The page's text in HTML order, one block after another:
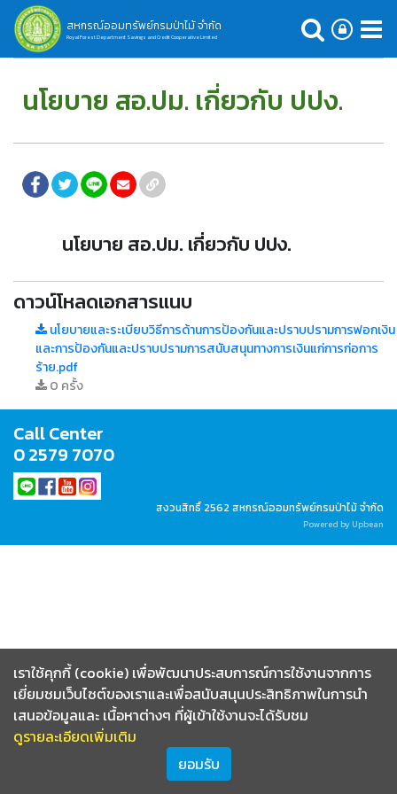
สหกรณ์ออมทรัพย์กรมป่าไม้ จำกัด
Royal Forest Department Savings and Credit Cooperative Limited
นโยบาย สอ.ปม. เกี่ยวกับ ปปง.
นโยบาย สอ.ปม. เกี่ยวกับ ปปง.
ดาวน์โหลดเอกสารแนบ
นโยบายและระเบียบวิธีการด้านการป้องกันและปราบปรามการฟอกเงิน
และการป้องกันและปราบปรามการสนับสนุนทางการเงินแก่การก่อการ
ร้าย.pdf
0 ครั้ง
Call Center
0 2579 7070
สงวนสิทธิ์ 2562 สหกรณ์ออมทรัพย์กรมป่าไม้ จำกัด
Powered by Upbean
เราใช้คุกกี้ (cookie) เพื่อพัฒนาประสบการณ์การใช้งานจากการ
เยี่ยมชมเว็บไซต์ของเราและเพื่อสนับสนุนประสิทธิภาพในการนำ
เสนอข้อมูลและ เนื้อหาต่างๆ ที่ผู้เข้าใช้งานจะได้รับชม
ดูรายละเอียดเพิ่มเติม
ยอมรับ